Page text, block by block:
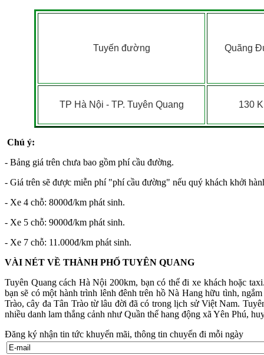
Tuyến đường Quãng
TP Hà Nội - TP. Tuyên Quang 130
Chú ý:
- Bảng giá trên chưa bao gồm phí cầu đường.
- Giá trên sẽ được miễn phí "phí cầu đường" nếu quý khách khởi
- Xe 4 chỗ: 8000đ/km phát sinh.
- Xe 5 chỗ: 9000đ/km phát sinh.
- Xe 7 chỗ: 11.000đ/km phát sinh.
VÀI NÉT VỀ THÀNH PHỐ TUYÊN QUANG
Tuyên Quang cách Hà Nội 200km, bạn có thể đi xe khách hoặc
bạn sẽ có một hành trình lênh đênh trên hồ Nà Hang hữu tình,
Trào, cây đa Tân Trào từ lâu đời đã có trong lịch sử Việt Nam.
nhiều danh lam thắng cảnh như Quần thể hang động xã Yên Phú,
Đăng ký nhận tin tức khuyến mãi, thông tin chuyến đi mỗi ngày